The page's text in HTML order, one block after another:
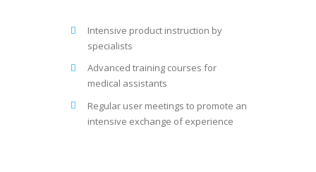
Intensive product instruction by
specialists
Advanced training courses for
medical assistants
Regular user meetings to promote an
intensive exchange of experience